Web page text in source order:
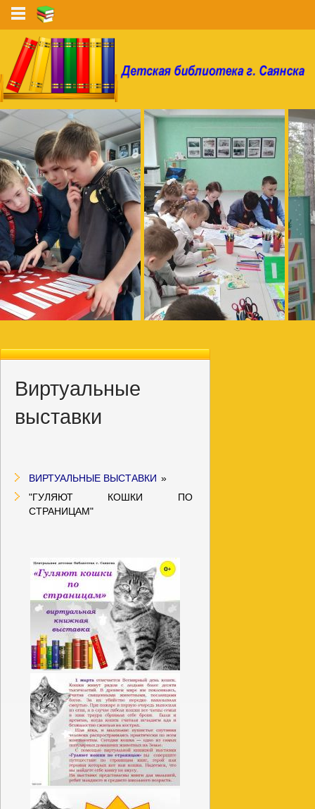
Виртуальные
выставки
ВИРТУАЛЬНЫЕ ВЫСТАВКИ »
"ГУЛЯЮТ КОШКИ ПО
СТРАНИЦАМ"